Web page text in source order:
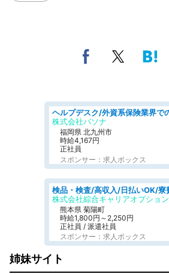
株式会社パソナ
福岡県 北九州市
時給4,167円
正社員
スポンサー：求人ボックス
株式会社綜合キャリアオプション
熊本県 菊陽町
時給1,800円～2,250円
正社員 / 派遣社員
スポンサー：求人ボックス
姉妹サイト